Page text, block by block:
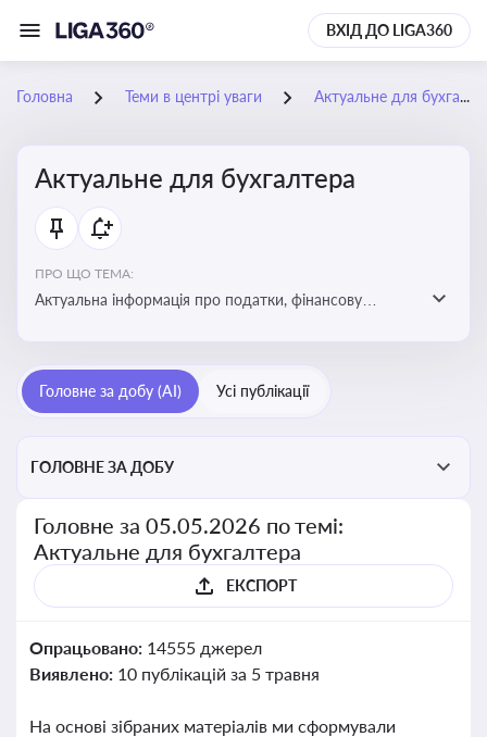
ВХІД ДО LIGA360
Головна Теми в центрі уваги Актуальне для бухгалтера
Актуальне для бухгалтера
ПРО ЩО ТЕМА:
Актуальна інформація про податки, фінансову
підприємств
Головне за добу (AI) Усі публікації
ГОЛОВНЕ ЗА ДОБУ
Головне за 05.05.2026 по темі:
Актуальне для бухгалтера
ЕКСПОРТ
Опрацьовано: 14555 джерел
Виявлено: 10 публікацій за 5 травня
На основі зібраних матеріалів ми сформували